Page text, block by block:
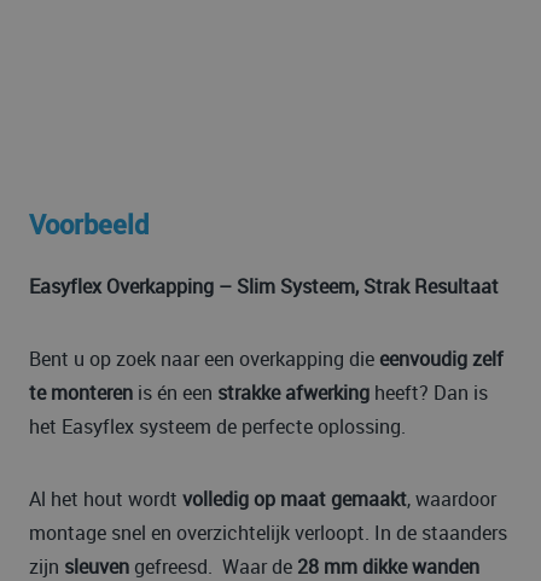
Voorbeeld
Easyflex Overkapping – Slim Systeem, Strak Resultaat
Bent u op zoek naar een overkapping die eenvoudig zelf
te monteren is én een strakke afwerking heeft? Dan is
het Easyflex systeem de perfecte oplossing.
Al het hout wordt volledig op maat gemaakt, waardoor
montage snel en overzichtelijk verloopt. In de staanders
zijn sleuven gefreesd. Waar de 28 mm dikke wanden